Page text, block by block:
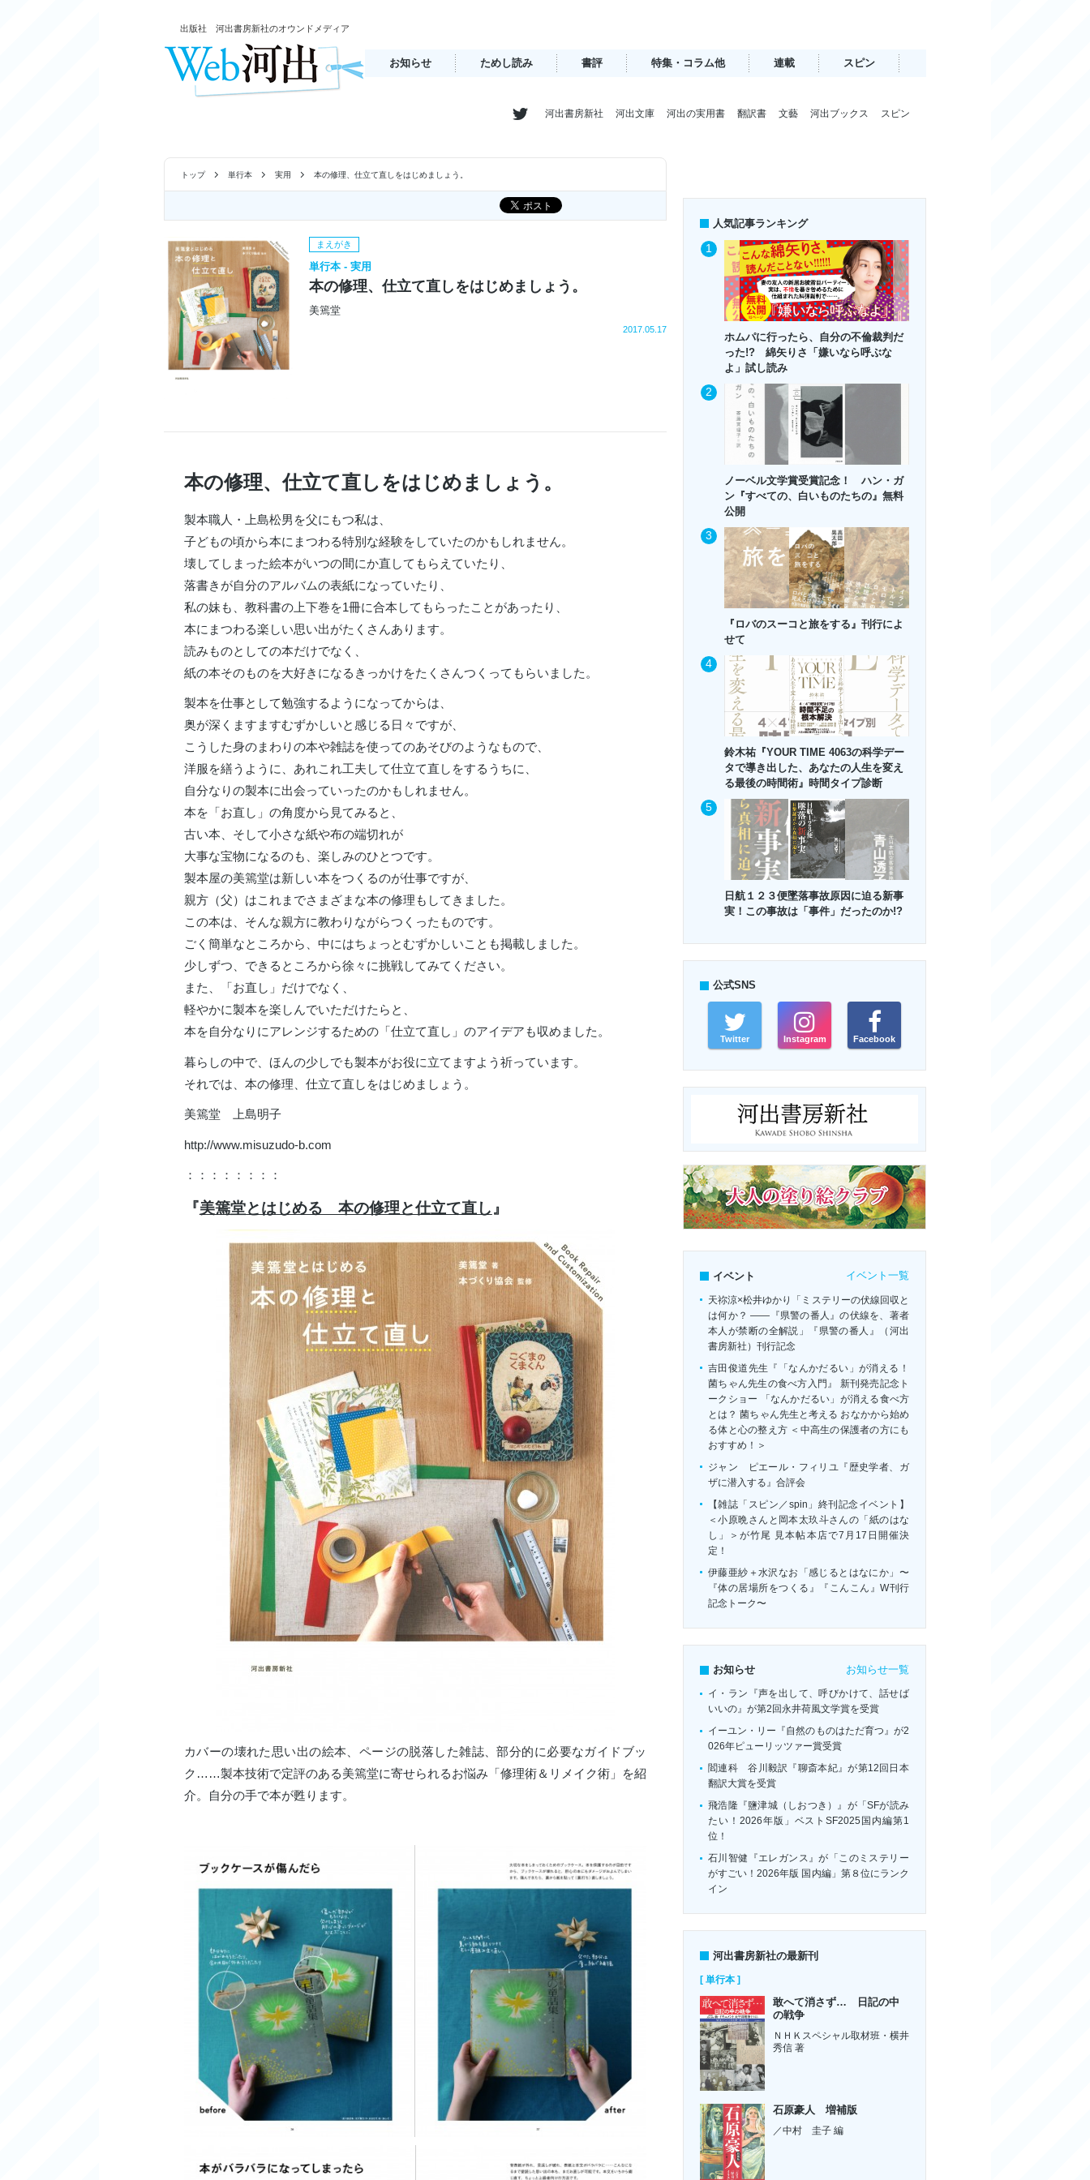
出版社 河出書房新社のオウンドメディア
お知らせ ためし読み 書評 特集・コラム他 連載 スピン
河出書房新社 河出文庫 河出の実用書 翻訳書 文藝 河出ブックス スピン
トップ 単行本 実用 本の修理、仕立て直しをはじめましょう。
まえがき
単行本 - 実用
本の修理、仕立て直しをはじめましょう。
美篶堂
2017.05.17
本の修理、仕立て直しをはじめましょう。
製本職人・上島松男を父にもつ私は、
子どもの頃から本にまつわる特別な経験をしていたのかもしれません。
壊してしまった絵本がいつの間にか直してもらえていたり、
落書きが自分のアルバムの表紙になっていたり、
私の妹も、教科書の上下巻を1冊に合本してもらったことがあったり、
本にまつわる楽しい思い出がたくさんあります。
読みものとしての本だけでなく、
紙の本そのものを大好きになるきっかけをたくさんつくってもらいました。
製本を仕事として勉強するようになってからは、
奥が深くますますむずかしいと感じる日々ですが、
こうした身のまわりの本や雑誌を使ってのあそびのようなもので、
洋服を繕うように、あれこれ工夫して仕立て直しをするうちに、
自分なりの製本に出会っていったのかもしれません。
本を「お直し」の角度から見てみると、
古い本、そして小さな紙や布の端切れが
大事な宝物になるのも、楽しみのひとつです。
製本屋の美篶堂は新しい本をつくるのが仕事ですが、
親方（父）はこれまでさまざまな本の修理もしてきました。
この本は、そんな親方に教わりながらつくったものです。
ごく簡単なところから、中にはちょっとむずかしいことも掲載しました。
少しずつ、できるところから徐々に挑戦してみてください。
また、「お直し」だけでなく、
軽やかに製本を楽しんでいただけたらと、
本を自分なりにアレンジするための「仕立て直し」のアイデアも収めました。
暮らしの中で、ほんの少しでも製本がお役に立てますよう祈っています。
それでは、本の修理、仕立て直しをはじめましょう。
美篶堂 上島明子
http://www.misuzudo-b.com
：：：：：：：：
『美篶堂とはじめる 本の修理と仕立て直し 』
カバーの壊れた思い出の絵本、ページの脱落した雑誌、部分的に必要なガイドブッ
ク……製本技術で定評のある美篶堂に寄せられるお悩み「修理術＆リメイク術」を紹
介。自分の手で本が甦ります。
人気記事ランキング
ホムパに行ったら、自分の不倫裁判だ
った!? 綿矢りさ「嫌いなら呼ぶな
よ」試し読み
ノーベル文学賞受賞記念！ ハン・ガ
ン『すべての、白いものたちの』無料
公開
『ロバのスーコと旅をする』刊行によ
せて
鈴木祐『YOUR TIME 4063の科学デー
タで導き出した、あなたの人生を変え
る最後の時間術』時間タイプ診断
日航１２３便墜落事故原因に迫る新事
実！この事故は「事件」だったのか!?
公式SNS
Twitter Instagram Facebook
イベント イベント一覧
天祢涼×松井ゆかり「ミステリーの伏線回収と
は何か？ ――『県警の番人』の伏線を、著者
本人が禁断の全解説」『県警の番人』（河出
書房新社）刊行記念
吉田俊道先生『「なんかだるい」が消える！
菌ちゃん先生の食べ方入門』 新刊発売記念ト
ークショー 「なんかだるい」が消える食べ方
とは？ 菌ちゃん先生と考える おなかから始め
る体と心の整え方 ＜中高生の保護者の方にも
おすすめ！＞
ジャン゠ピエール・フィリユ『歴史学者、ガ
ザに潜入する』合評会
【雑誌「スピン／spin」終刊記念イベント】
＜小原晩さんと岡本太玖斗さんの「紙のはな
し」＞が竹尾 見本帖本店で7月17日開催決
定！
伊藤亜紗＋水沢なお「感じるとはなにか」〜
『体の居場所をつくる』『こんこん』W刊行
記念トーク〜
お知らせ お知らせ一覧
イ・ラン『声を出して、呼びかけて、話せば
いいの』が第2回永井荷風文学賞を受賞
イーユン・リー『自然のものはただ育つ』が2
026年ピューリッツァー賞受賞
閻連科 谷川毅訳『聊斎本紀』が第12回日本
翻訳大賞を受賞
飛浩隆『鹽津城（しおつき）』が「SFが読み
たい！2026年版」ベストSF2025国内編第1
位！
石川智健『エレガンス』が「このミステリー
がすごい！2026年版 国内編」第８位にランク
イン
河出書房新社の最新刊
[ 単行本 ]
敢へて消さず… 日記の中
の戦争
ＮＨＫスペシャル取材班・横井
秀信 著
石原豪人 増補版
／中村 圭子 編